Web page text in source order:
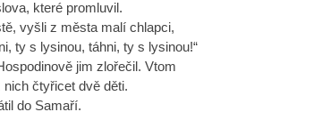
které promluvil.
vyšli z města malí chlapci,
ty s lysinou, táhni, ty s lysinou!“
jim zlořečil. Vtom
čtyřicet dvě děti.
do Samaří.